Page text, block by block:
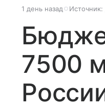
1 день назад Источник:
7500